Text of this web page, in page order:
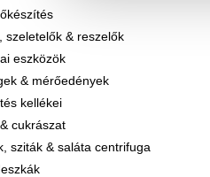
szeletelők & reszelők
eszközök
& mérőedények
kellékei
cukrászat
sziták & saláta centrifuga